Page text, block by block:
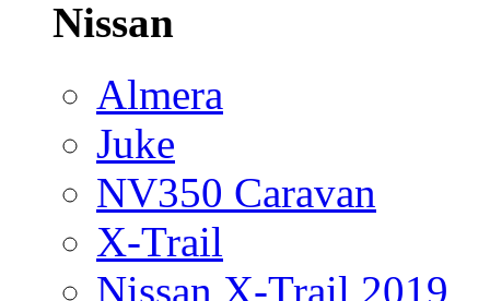
Nissan
Almera
Juke
NV350 Caravan
X-Trail
Nissan X-Trail 2019